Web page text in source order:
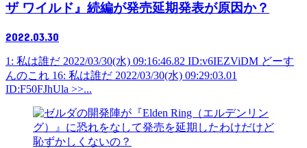
ザ ワイルド』続編が発売延期発表が原因か？
2022.03.30
1: 私は誰だ 2022/03/30(水) 09:16:46.82 ID:v6IEZViDM どーす
んのこれ 16: 私は誰だ 2022/03/30(水) 09:29:03.01
ID:F50FJhUla >>...